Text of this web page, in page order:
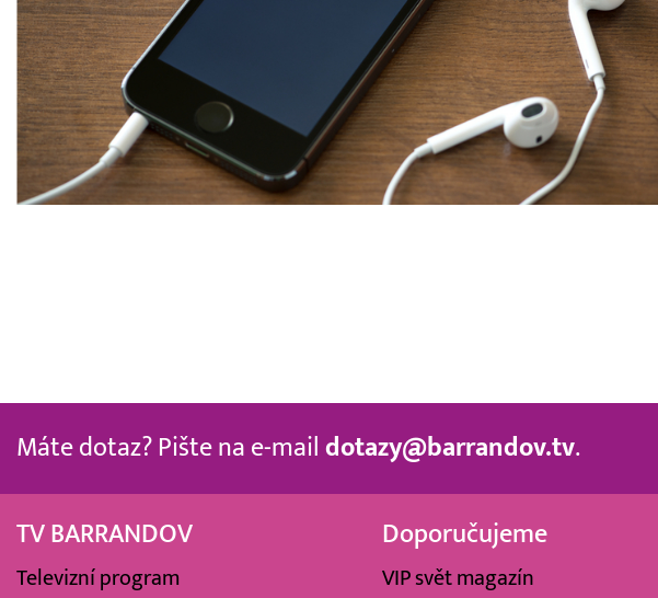
Máte dotaz? Pište na e-mail dotazy@barrandov.tv.
TV BARRANDOV
Televizní program
Doporučujeme
VIP svět magazín